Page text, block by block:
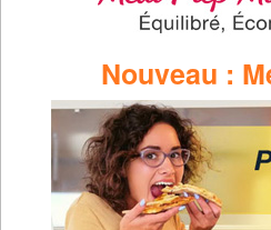
Bons Plans
Retrouvez ci-dessous les2articles
7 moyens pour
Différents moyens
Nouveau :